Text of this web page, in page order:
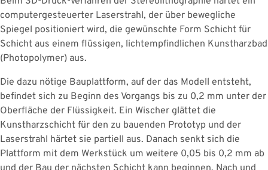
computergesteuerter Laserstrahl, der über bewegliche
Spiegel positioniert wird, die gewünschte Form Schicht für
Schicht aus einem flüssigen, lichtempfindlichen Kunstharzbad
(Photopolymer) aus.
Die dazu nötige Bauplattform, auf der das Modell entsteht,
befindet sich zu Beginn des Vorgangs bis zu 0,2 mm unter der
Oberfläche der Flüssigkeit. Ein Wischer glättet die
Kunstharzschicht für den zu bauenden Prototyp und der
Laserstrahl härtet sie partiell aus. Danach senkt sich die
Plattform mit dem Werkstück um weitere 0,05 bis 0,2 mm ab